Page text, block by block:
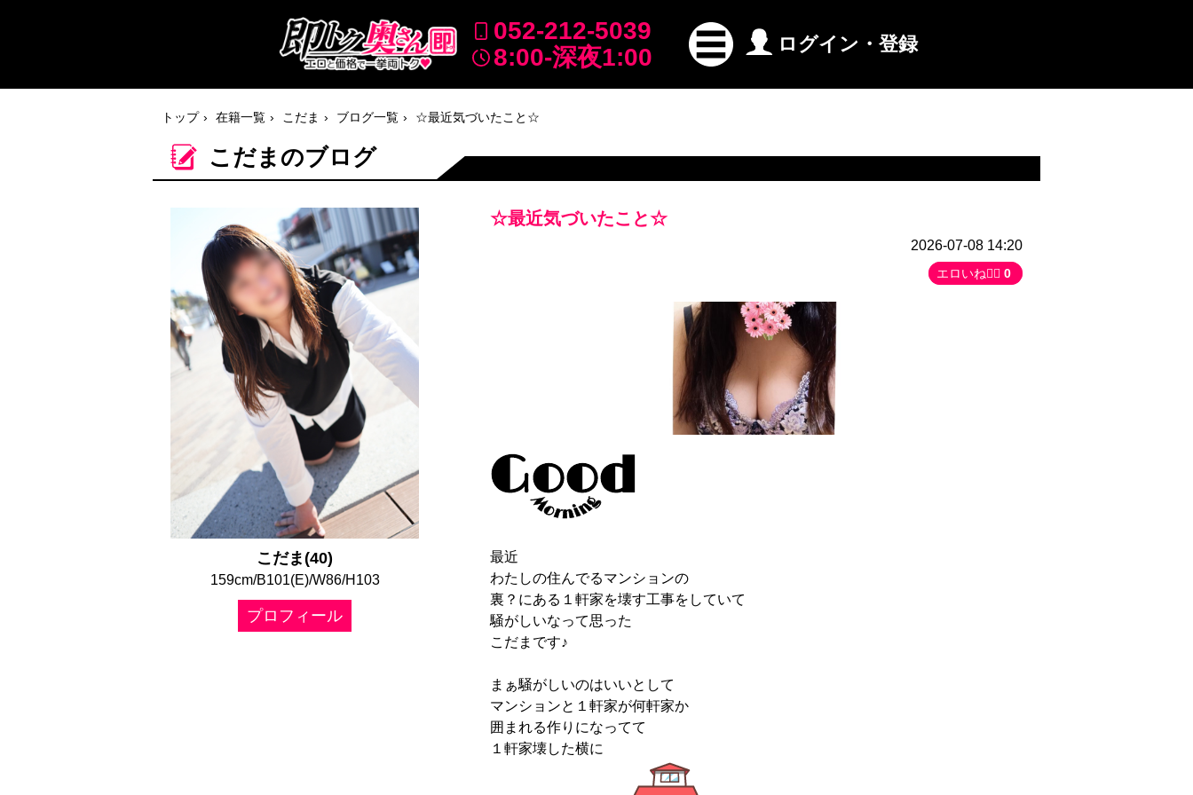
052-212-5039
8:00-深夜1:00
ログイン・登録
トップ 在籍一覧 こだま ブログ一覧 ☆最近気づいたこと☆
こだまのブログ
こだま(40)
159cm/B101(E)/W86/H103
プロフィール
☆最近気づいたこと☆
2026-07-08 14:20
エロいね👍🏻 0
最近
わたしの住んでるマンションの
裏？にある１軒家を壊す工事をしていて
騒がしいなって思った
こだまです♪
まぁ騒がしいのはいいとして
マンションと１軒家が何軒家か
囲まれる作りになってて
１軒家壊した横に